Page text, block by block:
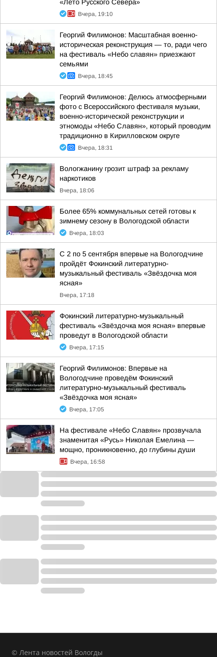
«Лето Русского Севера»
Вчера, 19:10
Георгий Филимонов: Масштабная военно-
историческая реконструкция — то, ради чего
на фестиваль «Небо славян» приезжают
семьями
Вчера, 18:45
Георгий Филимонов: Делюсь атмосферными
фото с Всероссийского фестиваля музыки,
военно-исторической реконструкции и
этномоды «Небо Славян», который проводим
традиционно в Кирилловском округе
Вчера, 18:31
Вологжанину грозит штраф за рекламу
наркотиков
Вчера, 18:06
Более 65% коммунальных сетей готовы к
зимнему сезону в Вологодской области
Вчера, 18:03
С 2 по 5 сентября впервые на Вологодчине
пройдёт Фокинский литературно-
музыкальный фестиваль «Звёздочка моя
ясная»
Вчера, 17:18
Фокинский литературно-музыкальный
фестиваль «Звёздочка моя ясная» впервые
проведут в Вологодской области
Вчера, 17:15
Георгий Филимонов: Впервые на
Вологодчине проведём Фокинский
литературно-музыкальный фестиваль
«Звёздочка моя ясная»
Вчера, 17:05
На фестивале «Небо Славян» прозвучала
знаменитая «Русь» Николая Емелина —
мощно, проникновенно, до глубины души
Вчера, 16:58
© Лента новостей Вологды